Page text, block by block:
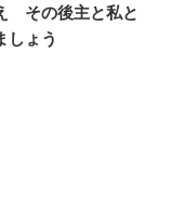
その後主と私と
しょう